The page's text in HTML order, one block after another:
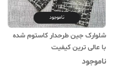
ناموجود
شلوارک جین طرحدار کاستوم شده
با عالی ترین کیفیت
ناموجود